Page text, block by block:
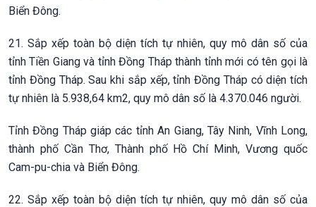
Biển Đông.
21. Sắp xếp toàn bộ diện tích tự nhiên, quy mô dân số của
tỉnh Tiền Giang và tỉnh Đồng Tháp thành tỉnh mới có tên gọi là
tỉnh Đồng Tháp. Sau khi sắp xếp, tỉnh Đồng Tháp có diện tích
tự nhiên là 5.938,64 km2, quy mô dân số là 4.370.046 người.
Tỉnh Đồng Tháp giáp các tỉnh An Giang, Tây Ninh, Vĩnh Long,
thành phố Cần Thơ, Thành phố Hồ Chí Minh, Vương quốc
Cam-pu-chia và Biển Đông.
22. Sắp xếp toàn bộ diện tích tự nhiên, quy mô dân số của